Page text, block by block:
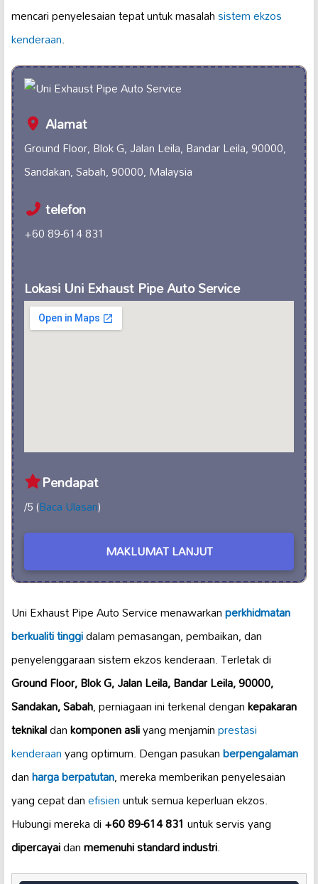
mencari penyelesaian tepat untuk masalahsistem ekzos
kenderaan.
Alamat
Ground Floor, Blok G, Jalan Leila, Bandar Leila, 90000,
Sandakan, Sabah, 90000, Malaysia
telefon
+60 89-614 831
Lokasi Uni Exhaust Pipe Auto Service
Pendapat
/5 (Baca Ulasan)
MAKLUMAT LANJUT
Uni Exhaust Pipe Auto Service menawarkanperkhidmatan
berkualiti tinggidalam pemasangan, pembaikan, dan
penyelenggaraan sistem ekzos kenderaan. Terletak di
Ground Floor, Blok G, Jalan Leila, Bandar Leila, 90000,
Sandakan, Sabah, perniagaan ini terkenal dengankepakaran
teknikaldankomponen asliyang menjaminprestasi
kenderaanyang optimum. Dengan pasukanberpengalaman
danharga berpatutan, mereka memberikan penyelesaian
yang cepat danefisienuntuk semua keperluan ekzos.
Hubungi mereka di+60 89-614 831 untuk servis yang
dipercayaidanmemenuhi standard industri.